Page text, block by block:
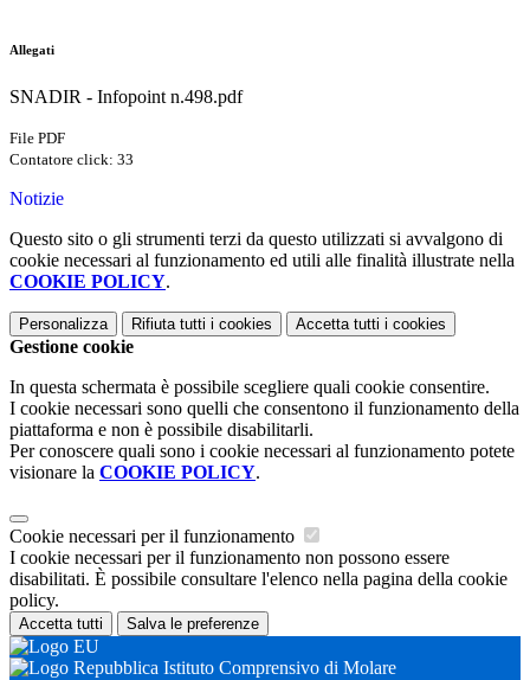
Allegati
SNADIR - Infopoint n.498.pdf
File PDF
Contatore click: 33
Notizie
Questo sito o gli strumenti terzi da questo utilizzati si avvalgono di
cookie necessari al funzionamento ed utili alle finalità illustrate nella
COOKIE POLICY.
Personalizza Rifiuta tutti i cookies Accetta tutti i cookies
Gestione cookie
In questa schermata è possibile scegliere quali cookie consentire.
I cookie necessari sono quelli che consentono il funzionamento della
piattaforma e non è possibile disabilitarli.
Per conoscere quali sono i cookie necessari al funzionamento potete
visionare la COOKIE POLICY.
Cookie necessari per il funzionamento
I cookie necessari per il funzionamento non possono essere
disabilitati. È possibile consultare l'elenco nella pagina della cookie
policy.
Accetta tutti Salva le preferenze
Istituto Comprensivo di Molare